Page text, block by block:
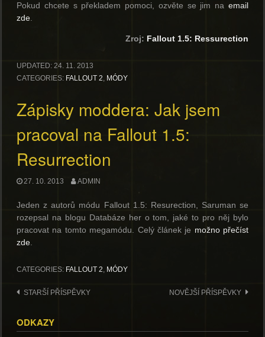
Pokud chcete s překladem pomoci, ozvěte se jim na email
zde
Zroj: Fallout 1.5: Ressurection
UPDATED: 24. 11. 2013
CATEGORIES: FALLOUT 2, MÓDY
Zápisky moddera: Jak jsem
pracoval na Fallout 1.5:
Resurrection
27. 10. 2013 ADMIN
Jeden z autorů módu Fallout 1.5: Resurection, Saruman se
rozepsal na blogu Databáze her o tom, jaké to pro něj bylo
pracovat na tomto megamódu. Celý článek je možno přečíst
zde
CATEGORIES: FALLOUT 2 MÓDY
Navigace
příspěvky
STARŠÍ PŘÍSPĚVKY NOVĚJŠÍ PŘÍSPĚVKY
ODKAZY